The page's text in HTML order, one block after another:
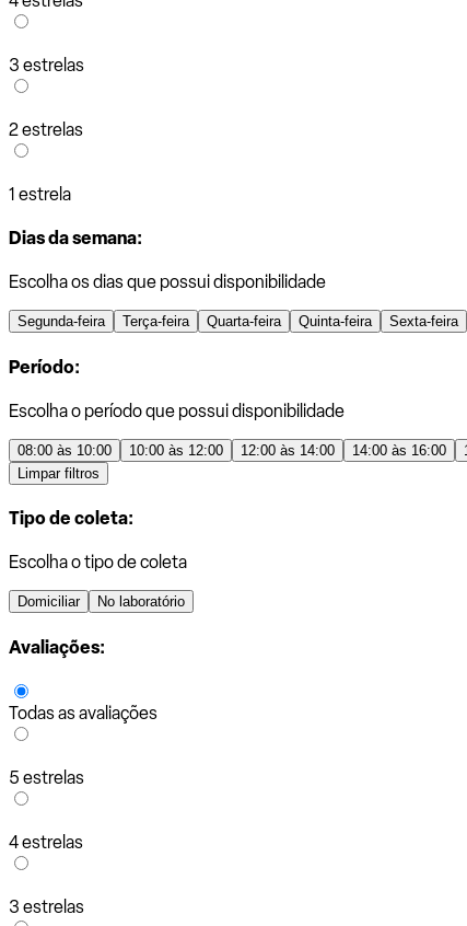
3 estrelas
2 estrelas
1 estrela
Dias da semana:
Escolha os dias que possui disponibilidade
Segunda-feira Terça-feira Quarta-feira Quinta-feira Sexta-feira
Período:
Escolha o período que possui disponibilidade
08:00 às 10:00 10:00 às 12:00 12:00 às 14:00 14:00 às 16:00
Limpar filtros
Tipo de coleta:
Escolha o tipo de coleta
Domiciliar No laboratório
Avaliações:
Todas as avaliações
5 estrelas
4 estrelas
3 estrelas